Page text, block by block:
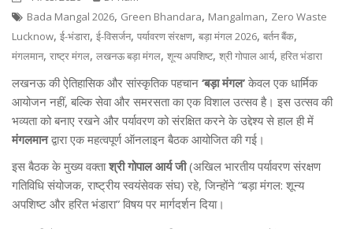
Bada Mangal 2026, Green Bhandara, Mangalman, Zero Waste
Lucknow, ई-भंडारा, ई-विसर्जन, पर्यावरण संरक्षण, बड़ा मंगल 2026, बर्तन बैंक,
मंगलमान, राष्ट्र मंगल, लखनऊ बड़ा मंगल, शून्य अपशिष्ट, श्री गोपाल आर्य, हरित भंडारा
लखनऊ की ऐतिहासिक और सांस्कृतिक पहचान ‘बड़ा मंगल’ केवल एक धार्मिक
आयोजन नहीं, बल्कि सेवा और समरसता का एक विशाल उत्सव है। इस उत्सव की
भव्यता को बनाए रखने और पर्यावरण को संरक्षित करने के उद्देश्य से हाल ही में
मंगलमानद्वारा एक महत्वपूर्ण ऑनलाइन बैठक आयोजित की गई।
इस बैठक के मुख्य वक्ताश्री गोपाल आर्य जी(अखिल भारतीय पर्यावरण संरक्षण
गतिविधि संयोजक, राष्ट्रीय स्वयंसेवक संघ) रहे, जिन्होंने “बड़ा मंगल: शून्य
अपशिष्ट और हरित भंडारा” विषय पर मार्गदर्शन दिया।